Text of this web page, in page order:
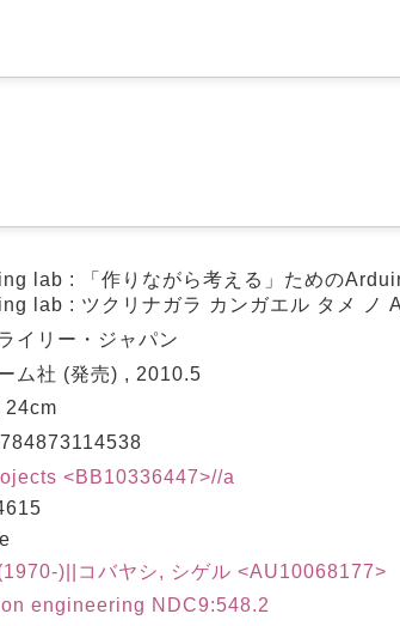
lab : 「作りながら考える」ための
lab : ツクリナガラ カンガエル タメ ノ
イリー・ジャパン
ム社 (発売) , 2010.5
24cm
<BB10336447>//a
)||コバヤシ, シゲル <AU10068177>
engineering NDC9:548.2